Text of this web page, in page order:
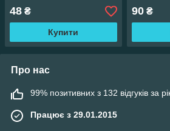
48 ₴
Купити
90₴
Про нас
99% позитивних з 132 відгуків за
Працює з 29.01.2015